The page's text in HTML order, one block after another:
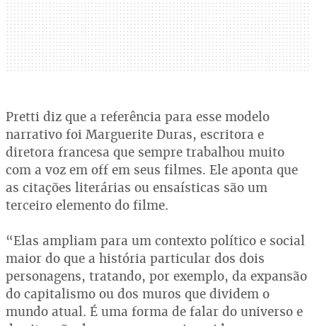
Pretti diz que a referência para esse modelo
narrativo foi Marguerite Duras, escritora e
diretora francesa que sempre trabalhou muito
com a voz em off em seus filmes. Ele aponta que
as citações literárias ou ensaísticas são um
terceiro elemento do filme.
“Elas ampliam para um contexto político e social
maior do que a história particular dos dois
personagens, tratando, por exemplo, da expansão
do capitalismo ou dos muros que dividem o
mundo atual. É uma forma de falar do universo e